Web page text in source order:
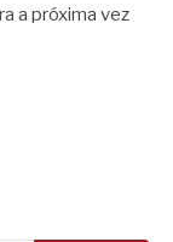
a próxima vez